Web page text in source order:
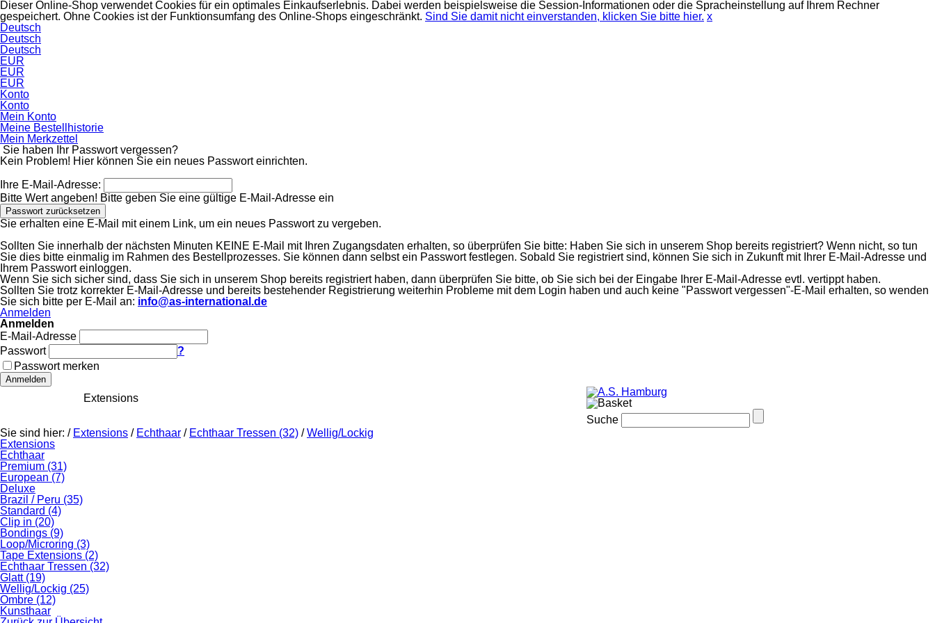
Dieser Online-Shop verwendet Cookies für ein optimales Einkaufserlebnis. Dabei werden beispielsweise die Session-Informationen oder die Spracheinstellung auf Ihrem Rechner
gespeichert. Ohne Cookies ist der Funktionsumfang des Online-Shops eingeschränkt. Sind Sie damit nicht einverstanden, klicken Sie bitte hier. x
Deutsch
Deutsch
Deutsch
EUR
EUR
EUR
Konto
Konto
Mein Konto
Meine Bestellhistorie
Mein Merkzettel
Sie haben Ihr Passwort vergessen?
Kein Problem! Hier können Sie ein neues Passwort einrichten.
Ihre E-Mail-Adresse:
Bitte Wert angeben! Bitte geben Sie eine gültige E-Mail-Adresse ein
Passwort zurücksetzen
Sie erhalten eine E-Mail mit einem Link, um ein neues Passwort zu vergeben.
Sollten Sie innerhalb der nächsten Minuten KEINE E-Mail mit Ihren Zugangsdaten erhalten, so überprüfen Sie bitte: Haben Sie sich in unserem Shop bereits registriert? Wenn nicht, so tun
Sie dies bitte einmalig im Rahmen des Bestellprozesses. Sie können dann selbst ein Passwort festlegen. Sobald Sie registriert sind, können Sie sich in Zukunft mit Ihrer E-Mail-Adresse und
Ihrem Passwort einloggen.
Wenn Sie sich sicher sind, dass Sie sich in unserem Shop bereits registriert haben, dann überprüfen Sie bitte, ob Sie sich bei der Eingabe Ihrer E-Mail-Adresse evtl. vertippt haben.
Sollten Sie trotz korrekter E-Mail-Adresse und bereits bestehender Registrierung weiterhin Probleme mit dem Login haben und auch keine "Passwort vergessen"-E-Mail erhalten, so wenden
Sie sich bitte per E-Mail an: info@as-international.de
Anmelden
Anmelden
E-Mail-Adresse
Passwort
?
Passwort merken
Anmelden
Extensions
Suche
Sie sind hier: / Extensions / Echthaar / Echthaar Tressen (32) /Wellig/Lockig
Extensions
Echthaar
Premium (31)
European (7)
Deluxe
Brazil / Peru (35)
Standard (4)
Clip in (20)
Bondings (9)
Loop/Microring (3)
Tape Extensions (2)
Echthaar Tressen (32)
Glatt (19)
Wellig/Lockig (25)
Ombre (12)
Kunsthaar